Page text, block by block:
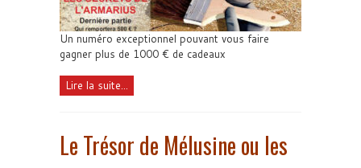
Un numéro exceptionnel pouvant vous faire
gagner plus de 1000 € de cadeaux
Lire la suite...
Le Trésor de Mélusine ou les